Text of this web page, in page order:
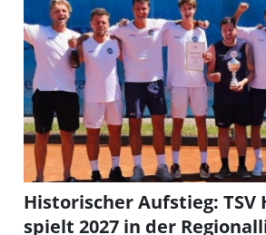
Historischer Aufstieg: TSV
spielt 2027 in der